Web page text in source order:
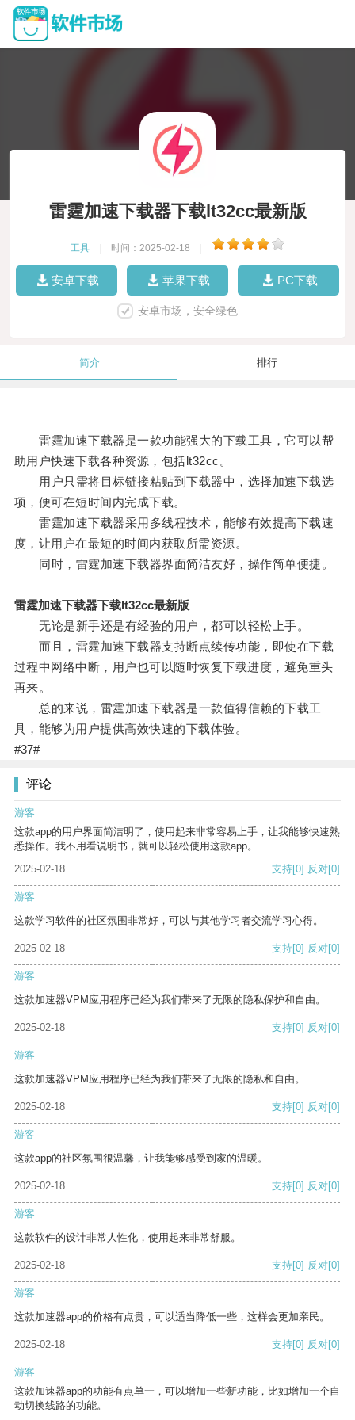
雷霆加速下载器下载lt32cc最新版
工具 时间：2025-02-18
安卓下载 苹果下载 PC下载
安卓市场，安全绿色
简介 排行
雷霆加速下载器是一款功能强大的下载工具，它可以帮
助用户快速下载各种资源，包括lt32cc。
用户只需将目标链接粘贴到下载器中，选择加速下载选
项，便可在短时间内完成下载。
雷霆加速下载器采用多线程技术，能够有效提高下载速
度，让用户在最短的时间内获取所需资源。
同时，雷霆加速下载器界面简洁友好，操作简单便捷。
雷霆加速下载器下载lt32cc最新版
无论是新手还是有经验的用户，都可以轻松上手。
而且，雷霆加速下载器支持断点续传功能，即使在下载
过程中网络中断，用户也可以随时恢复下载进度，避免重头
再来。
总的来说，雷霆加速下载器是一款值得信赖的下载工
具，能够为用户提供高效快速的下载体验。
#37#
评论
游客
这款app的用户界面简洁明了，使用起来非常容易上手，让我能够快速熟
悉操作。我不用看说明书，就可以轻松使用这款app。
2025-02-18
支持[0] 反对[0]
游客
这款学习软件的社区氛围非常好，可以与其他学习者交流学习心得。
2025-02-18 支持[0] 反对[0]
游客
这款加速器VPM应用程序已经为我们带来了无限的隐私保护和自由。
2025-02-18 支持[0] 反对[0]
游客
这款加速器VPM应用程序已经为我们带来了无限的隐私和自由。
2025-02-18 支持[0] 反对[0]
游客
这款app的社区氛围很温馨，让我能够感受到家的温暖。
2025-02-18 支持[0] 反对[0]
游客
这款软件的设计非常人性化，使用起来非常舒服。
2025-02-18 支持[0] 反对[0]
游客
这款加速器app的价格有点贵，可以适当降低一些，这样会更加亲民。
2025-02-18 支持[0] 反对[0]
游客
这款加速器app的功能有点单一，可以增加一些新功能，比如增加一个自
动切换线路的功能。